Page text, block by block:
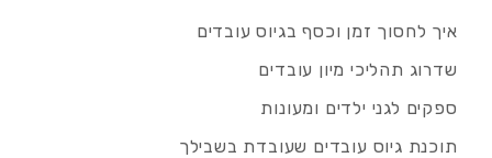
איך לחסוך זמן וכסף בגיוס עובדים
שדרוג תהליכי מיון עובדים
ספקים לגני ילדים ומעונות
תוכנת גיוס עובדים שעובדת בשבילך